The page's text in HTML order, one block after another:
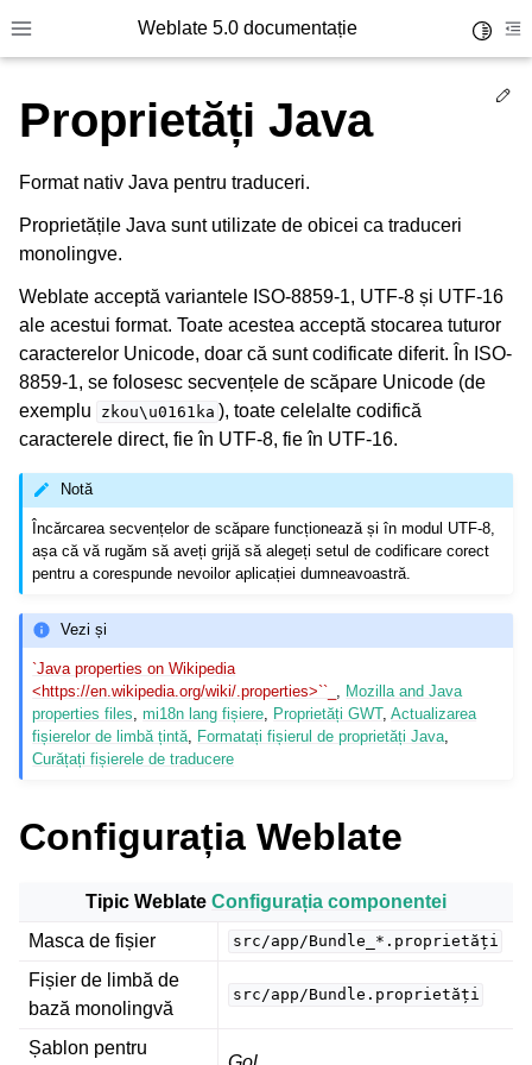
Toggle site navigation sidebar
Weblate 5.0 documentație
navigation of Formate de fișiere acceptate
Proprietăți Java
Format nativ Java pentru traduceri.
Proprietățile Java sunt utilizate de obicei ca traduceri
monolingve.
Weblate acceptă variantele ISO-8859-1, UTF-8 și UTF-16
ale acestui format. Toate acestea acceptă stocarea tuturor
caracterelor Unicode, doar că sunt codificate diferit. În ISO-
8859-1, se folosesc secvențele de scăpare Unicode (de
exemplu
zkou\u0161ka ), toate celelalte codifică
caracterele direct, fie în UTF-8, fie în UTF-16.
Notă
Încărcarea secvențelor de scăpare funcționează și în modul UTF-8,
așa că vă rugăm să aveți grijă să alegeți setul de codificare corect
pentru a corespunde nevoilor aplicației dumneavoastră.
Vezi și
`Java properties on Wikipedia
<https://en.wikipedia.org/wiki/.properties>``_
Mozilla and Java
properties files ,mi18n lang fișiere Proprietăți GWT,Actualizarea
fișierelor de limbă țintă Formatați fișierul de proprietăți Java
Curățați fișierele de traducere
Configurația Weblate
Tipic Weblate Configurația componentei
Masca de fișier
src/app/Bundle_*.proprietăți
Fișier de limbă de
bază monolingvă
src/app/Bundle.proprietăți
Șablon pentru